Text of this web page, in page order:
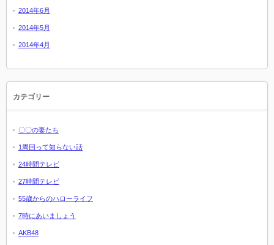
2014年6月
2014年5月
2014年4月
カテゴリー
〇〇の妻たち
1周回って知らない話
24時間テレビ
27時間テレビ
55歳からのハローライフ
7時にあいましょう
AKB48